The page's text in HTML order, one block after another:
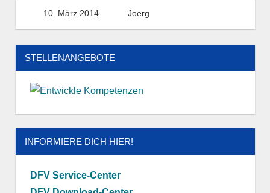
10. März 2014 Joerg
STELLENANGEBOTE
INFORMIERE DICH HIER!
DFV Service-Center